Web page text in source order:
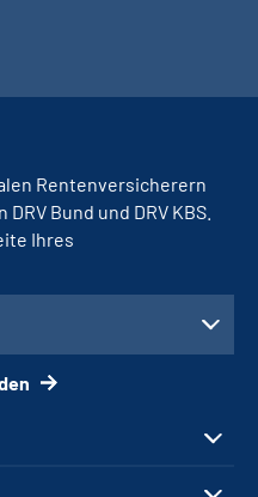
Rentenversicherern
Bund und DRV KBS.
Ihres